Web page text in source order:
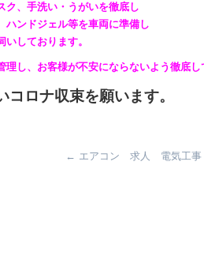
ク、手洗い・うがいを徹底し
ハンドジェル等を車両に準備し
いしております。
理し、お客様が不安にならないよう徹底し
コロナ収束を願います。
← エアコン 求人 電気工事